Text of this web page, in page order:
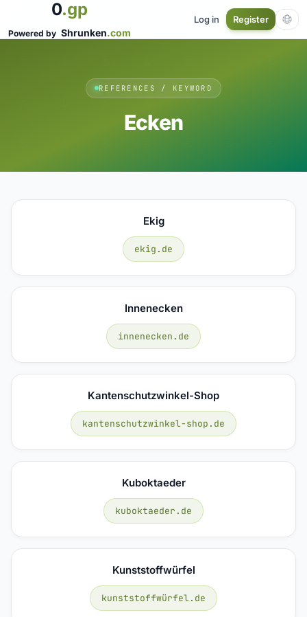
0.gp
Powered by Shrunken.com
Log in Register
REFERENCES / KEYWORD
Ecken
Ekig
ekig.de
Innenecken
innenecken.de
Kantenschutzwinkel-Shop
kantenschutzwinkel-shop.de
Kuboktaeder
kuboktaeder.de
Kunststoffwürfel
kunststoffwürfel.de